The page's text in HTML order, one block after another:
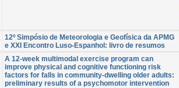
12º Simpósio de Meteorologia e Geofísica da APMG
e XXI Encontro Luso-Espanhol: livro de resumos
A 12-week multimodal exercise program can
improve physical and cognitive functioning risk
factors for falls in community-dwelling older adults:
preliminary results of a psychomotor intervention